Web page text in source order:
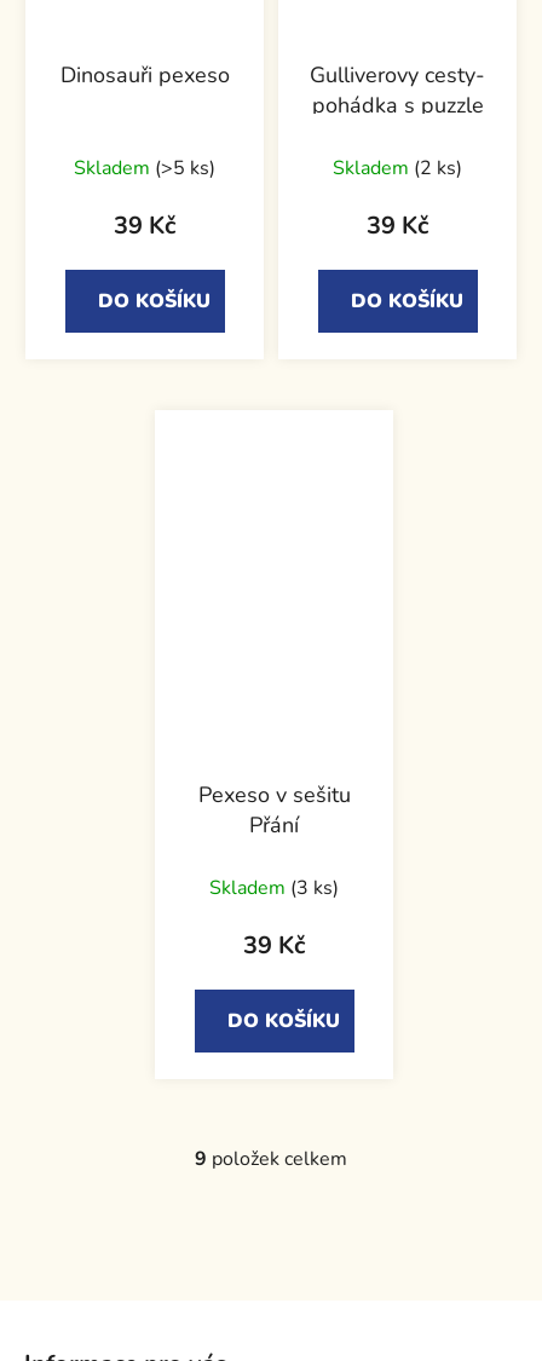
Dinosauři pexeso
Skladem (>5 ks)
39 Kč
DO KOŠÍKU
Gulliverovy cesty-
pohádka s puzzle
Skladem (2 ks)
39 Kč
DO KOŠÍKU
Pexeso v sešitu
Přání
Skladem (3 ks)
39 Kč
DO KOŠÍKU
O
9 položek celkem